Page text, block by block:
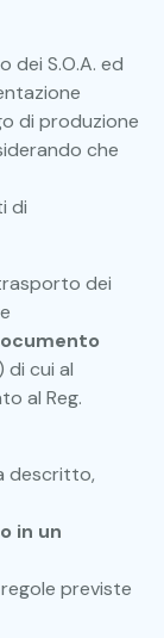
dei S.O.A. ed
di produzione
che
di
dei
di cui al
al Reg.
descritto,
in un
previste